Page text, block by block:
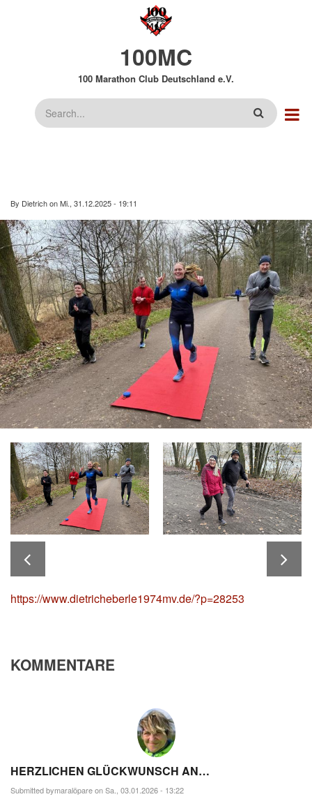
100MC
100 Marathon Club Deutschland e.V.
Suche
By DietrichonMi., 31.12.2025 - 19:11
https://www.dietricheberle1974mv.de/?p=28253
KOMMENTARE
HERZLICHEN GLÜCKWUNSCH AN…
Submitted bymaralöpareon Sa., 03.01.2026 - 13:22